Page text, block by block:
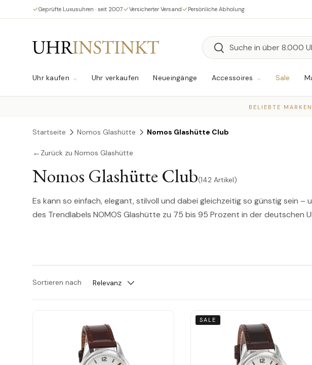
Direkt zum Inhalt
Geprüfte Luxusuhren · seit 2007 Versicherter Versand Persönliche Abholung
Suchen
Suchen
Uhr kaufen Uhr verkaufen Neueingänge Accessoires Sale
BELIEBTE MARKEN
Startseite Nomos Glashütte Nomos Glashütte Club
← Zurück zu Nomos Glashütte
Nomos Glashütte Club(142 Artikel)
Es kann so einfach, elegant, stilvoll und dabei gleichzeitig so günstig sein –
des Trendlabels NOMOS Glashütte zu 75 bis 95 Prozent in der deutschen
Sortieren nach Relevanz
SALE